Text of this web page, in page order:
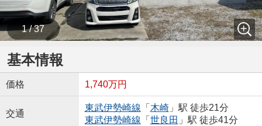
1 / 37
基本情報
価格 1,740万円
交通
東武伊勢崎線 「 木崎」駅 徒歩21分
東武伊勢崎線 「 世良田 」駅 徒歩41分